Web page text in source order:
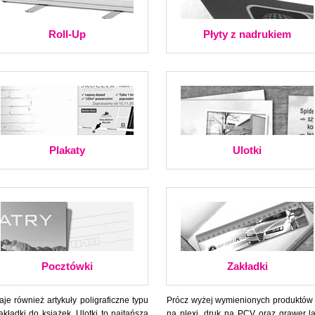
Roll-Up Płyty z nadrukiem
Plakaty Ulotki
Pocztówki Zakładki
również artykuły poligraficzne typu
Prócz wyżej wymienionych produktów